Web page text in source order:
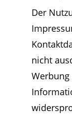
Der
nicht
Werbung